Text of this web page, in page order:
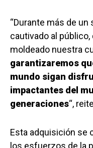
“Durante más de un
cautivado al
moldeado nuestra
garantizaremos
mundo sigan
impactantes del
generaciones“,
Esta adquisición se